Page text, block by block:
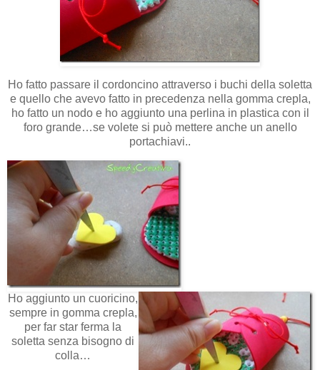
Ho fatto passare il cordoncino attraverso i buchi della soletta
e quello che avevo fatto in precedenza nella gomma crepla,
ho fatto un nodo e ho aggiunto una perlina in plastica con il
foro grande…se volete si può mettere anche un anello
portachiavi..
Ho aggiunto un cuoricino,
sempre in gomma crepla,
per far star ferma la
soletta senza bisogno di
colla…